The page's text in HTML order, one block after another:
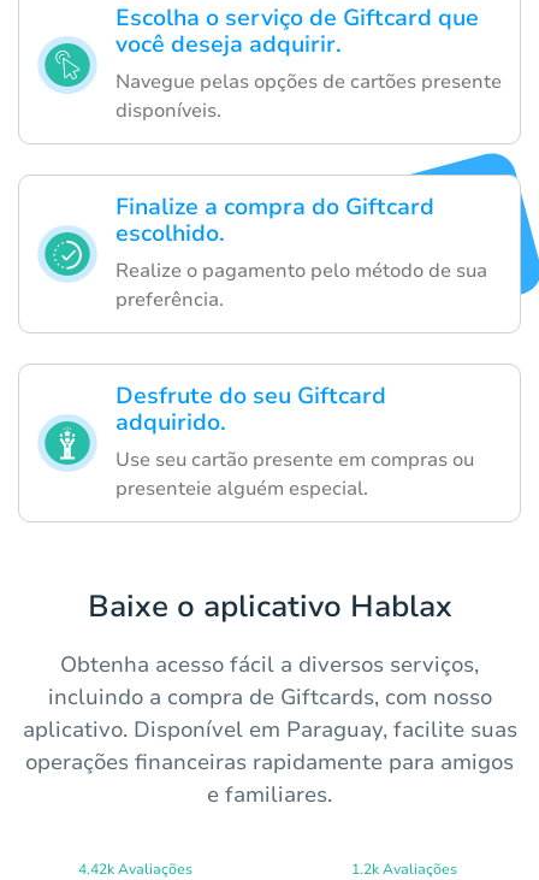
Escolha o serviço de Giftcard que
você deseja adquirir.
Navegue pelas opções de cartões presente
disponíveis.
Finalize a compra do Giftcard
escolhido.
Realize o pagamento pelo método de sua
preferência.
Desfrute do seu Giftcard
adquirido.
Use seu cartão presente em compras ou
presenteie alguém especial.
Baixe o aplicativo Hablax
Obtenha acesso fácil a diversos serviços,
incluindo a compra de Giftcards, com nosso
aplicativo. Disponível em Paraguay, facilite suas
operações financeiras rapidamente para amigos
e familiares.
4.42k Avaliações 1.2k Avaliações